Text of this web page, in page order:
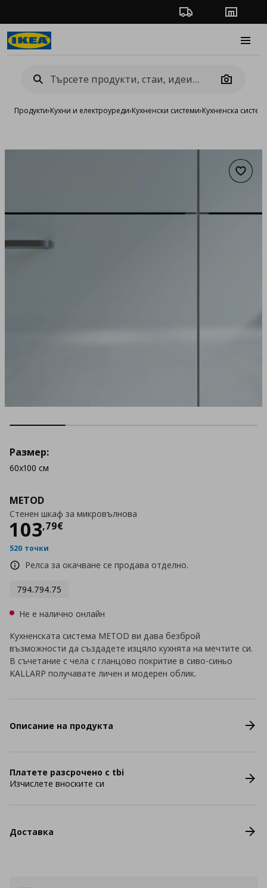
Проследяване на
Camera
Продукти›Кухни и електроуреди›Кухненски системи›Кухненска
METOD
Стенен шкаф за микровълнова
103,79€
Цена
520 точки
Релса за окачване се продава отделно.
794.794.75
Размер:
60x100 см
Не е налично онлайн
Кухненската система METOD ви дава безброй
възможности да създадете изцяло кухнята на мечтите си.
В съчетание с чела с гланцово покритие в сиво-синьо
KALLARP получавате личен и модерен облик.
Описание на продукта
Платете разсрочено с tbi
Изчислете вноските си
Доставка